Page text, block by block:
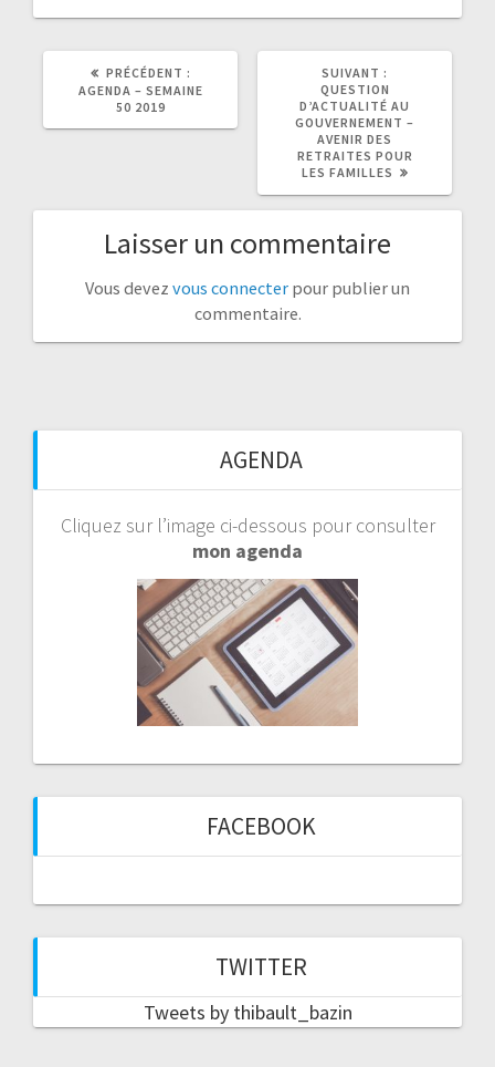
PRÉCÉDENT :
ARTICLE
PRÉCÉDENT
AGENDA – SEMAINE
50 2019
SUIVANT :
ARTICLE
QUESTION
D’ACTUALITÉ AU
GOUVERNEMENT –
AVENIR DES
RETRAITES POUR
LES FAMILLES
Laisser un commentaire
Vous devez vous connecter pour publier un
commentaire.
AGENDA
Cliquez sur l’image ci-dessous pour consulter
mon agenda
FACEBOOK
TWITTER
Tweets by thibault_bazin